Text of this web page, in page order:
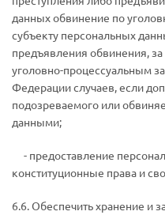
данных обвинение по
субъекту персональных
предъявления обвинения,
уголовно-процессуальным
Федерации случаев, если
подозреваемого или
данными;
- предоставление
конституционные права и
6.6. Обеспечить хранение и